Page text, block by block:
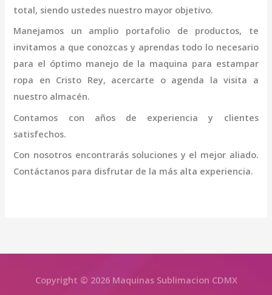
total, siendo ustedes nuestro mayor objetivo.
Manejamos un amplio portafolio de productos, te
invitamos a que conozcas y aprendas todo lo necesario
para el óptimo manejo de la maquina para estampar
ropa en Cristo Rey, acercarte o agenda la visita a
nuestro almacén.
Contamos con años de experiencia y clientes
satisfechos.
Con nosotros encontrarás soluciones y el mejor aliado.
Contáctanos para disfrutar de la más alta experiencia.
Copyright © 2026 Maquinas Sublimacion CDMX